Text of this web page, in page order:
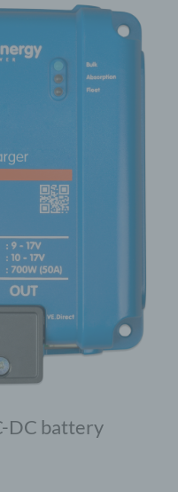
DC battery